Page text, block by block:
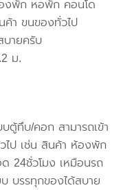
งพัก หอพัก คอนโด
ค้า ขนของทั่วไป
บายครับ
ม.
ตู้ทึบ/คอก สามารถเข้า
ไป เช่น สินค้า ห้องพัก
24ชั่วโมง เหมือนรถ
บรรทุกของได้สบาย